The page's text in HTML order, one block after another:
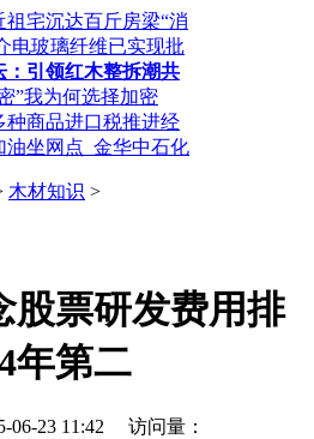
祖宅沉达百斤房梁“消
电玻璃纤维已实现批
：引领红木整拆潮共
”我为何选择加密
种商品进口税推进经
坐网点_金华中石化
木材知识 >
股票研发费用排
年第二
06-23 11:42 访问量：